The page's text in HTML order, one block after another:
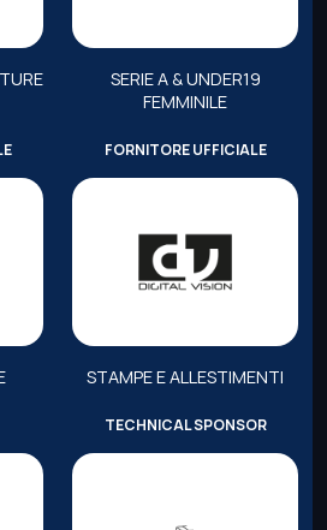
SERIE A & UNDER19
FEMMINILE
FORNITORE UFFICIALE
STAMPE E ALLESTIMENTI
TECHNICAL SPONSOR